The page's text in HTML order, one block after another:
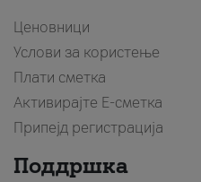
Ценовници
Услови за користење
Плати сметка
Активирајте Е-сметка
Припејд регистрација
Поддршка